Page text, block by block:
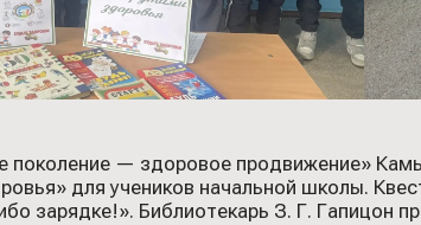
— здоровое продвижение»
для учеников начальной школы.
зарядке!». Библиотекарь З. Г. Гапицон